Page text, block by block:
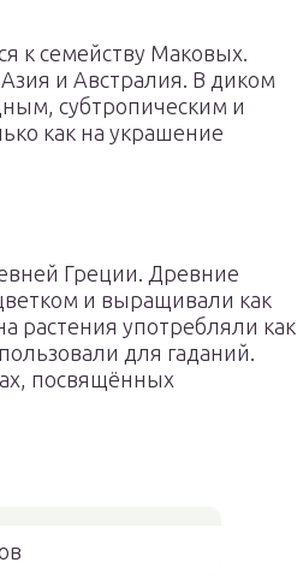
к семейству Маковых.
и Австралия. В диком
субтропическим и
как на украшение
Греции. Древние
и выращивали как
растения употребляли как
для гаданий.
посвящённых